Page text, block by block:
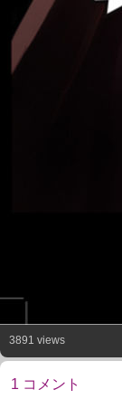
3891 views
1 コメント